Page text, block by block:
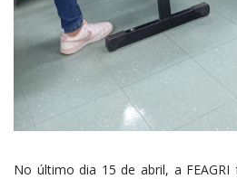
No último dia 15 de abril, a